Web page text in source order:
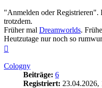
"Anmelden oder
trotzdem.
Früher mal Dreamworlds.
Heutzutage nur noch so
Cologny
Beiträge: 6
Registriert: 23.04.2026,